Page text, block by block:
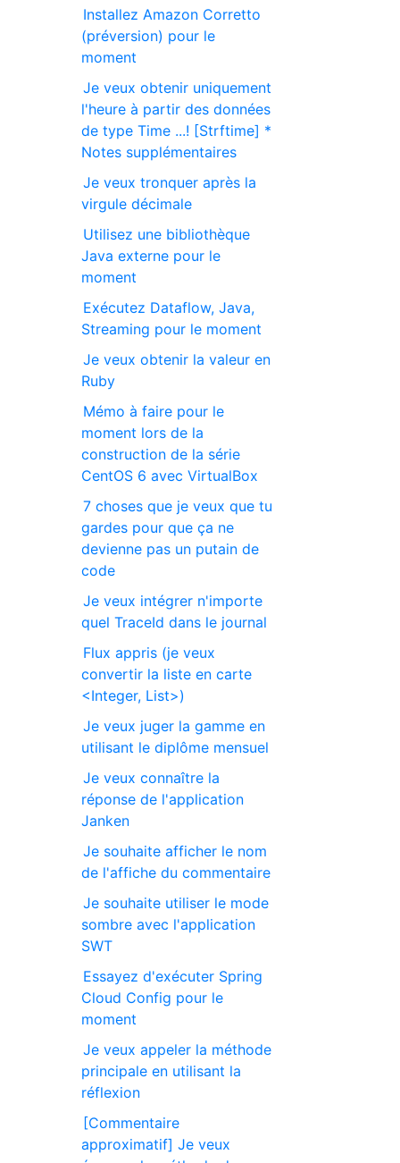
Installez Amazon Corretto
(préversion) pour le
moment
Je veux obtenir uniquement
l'heure à partir des données
de type Time ...! [Strftime] *
Notes supplémentaires
Je veux tronquer après la
virgule décimale
Utilisez une bibliothèque
Java externe pour le
moment
Exécutez Dataflow, Java,
Streaming pour le moment
Je veux obtenir la valeur en
Ruby
Mémo à faire pour le
moment lors de la
construction de la série
CentOS 6 avec VirtualBox
7 choses que je veux que tu
gardes pour que ça ne
devienne pas un putain de
code
Je veux intégrer n'importe
quel TraceId dans le journal
Flux appris (je veux
convertir la liste en carte
<Integer, List>)
Je veux juger la gamme en
utilisant le diplôme mensuel
Je veux connaître la
réponse de l'application
Janken
Je souhaite afficher le nom
de l'affiche du commentaire
Je souhaite utiliser le mode
sombre avec l'application
SWT
Essayez d'exécuter Spring
Cloud Config pour le
moment
Je veux appeler la méthode
principale en utilisant la
réflexion
[Commentaire
approximatif] Je veux